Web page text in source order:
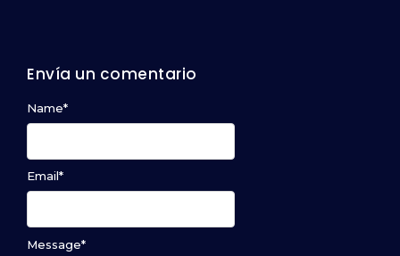
Envía un comentario
Message*
Name*
Email*